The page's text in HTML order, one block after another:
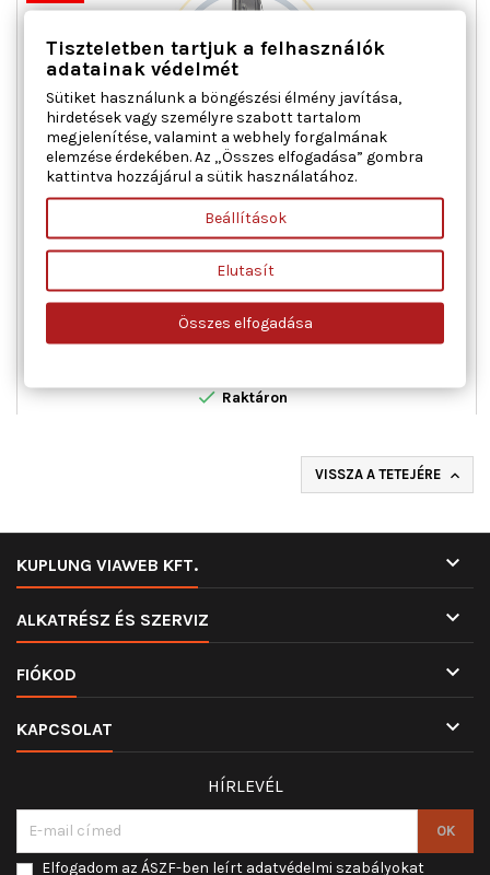
AC ROLCAR 01.1514 ABLAKEMELŐ JOBB ELSŐ FIAT
Ajtók száma : 4, Beépítési oldal : jobb első, Kiegészítő
cikk/kiegészítő info : Villanymotor nélkül, Működési mód :
elektromos, Tömeg [kg] : 0,776
Ár
15 276 FtNormál
33 947 Ft
Raktáron
VISSZA A TETEJÉRE 
KUPLUNG VIAWEB KFT. 
ALKATRÉSZ ÉS SZERVIZ 
FIÓKOD 
KAPCSOLAT 
HÍRLEVÉL
Elfogadom az ÁSZF-ben leírt adatvédelmi szabályokat
Tiszteletben tartjuk a felhasználók
adatainak védelmét
Sütiket használunk a böngészési élmény javítása,
hirdetések vagy személyre szabott tartalom
megjelenítése, valamint a webhely forgalmának
elemzése érdekében. Az „Összes elfogadása” gombra
kattintva hozzájárul a sütik használatához.
Beállítások
Elutasít
Összes elfogadása